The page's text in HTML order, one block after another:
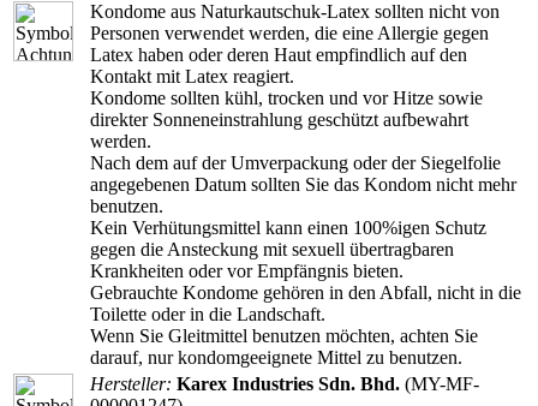
Kondome aus Naturkautschuk-Latex sollten nicht von
Personen verwendet werden, die eine Allergie gegen
Latex haben oder deren Haut empfindlich auf den
Kontakt mit Latex reagiert.
Kondome sollten kühl, trocken und vor Hitze sowie
direkter Sonneneinstrahlung geschützt aufbewahrt
werden.
Nach dem auf der Umverpackung oder der Siegelfolie
angegebenen Datum sollten Sie das Kondom nicht mehr
benutzen.
Kein Verhütungsmittel kann einen 100%igen Schutz
gegen die Ansteckung mit sexuell übertragbaren
Krankheiten oder vor Empfängnis bieten.
Gebrauchte Kondome gehören in den Abfall, nicht in die
Toilette oder in die Landschaft.
Wenn Sie Gleitmittel benutzen möchten, achten Sie
darauf, nur kondomgeeignete Mittel zu benutzen.
Hersteller: Karex Industries Sdn. Bhd. (MY-MF-